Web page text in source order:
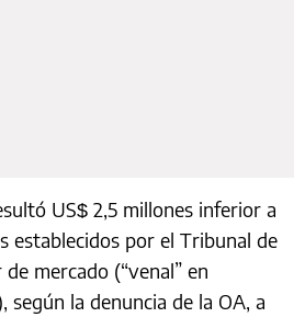
US$ 2,5 millones inferior a
establecidos por el Tribunal de
mercado (“venal” en
la denuncia de la OA, a